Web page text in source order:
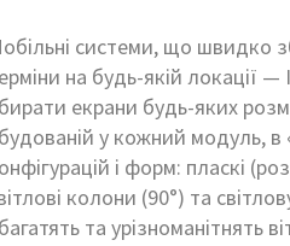
системи, що швидко
на будь-якій локації
екрани будь-яких
у кожний модуль,
і форм: пласкі
колони (90°) та
та урізноманітнять